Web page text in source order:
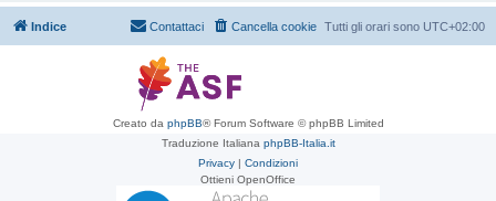
Indice Tutti gli orari sono UTC+02:00
Cancella cookie
Contattaci
Creato da phpBB® Forum Software © phpBB Limited
Traduzione Italiana phpBB-Italia.it
Privacy | Condizioni
Ottieni OpenOffice